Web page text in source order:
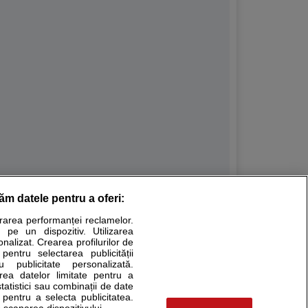
Ele nu pot substitui consultul medical direct si
fie medicul Dvs., fie unul dintre medicii pe care
pacient
datele pentru a oferi:
performanței reclamelor.
pe un dispozitiv. Utilizarea
Crearea profilurilor de
selectarea publicității
publicitate personalizată.
datelor limitate pentru a
sau combinații de date
a selecta publicitatea.